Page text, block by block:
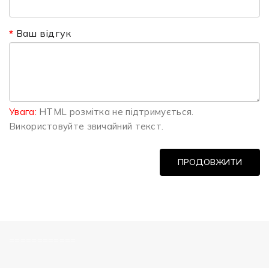
Ваш відгук
Увага: HTML розмітка не підтримується.
Використовуйте звичайний текст.
ПРОДОВЖИТИ